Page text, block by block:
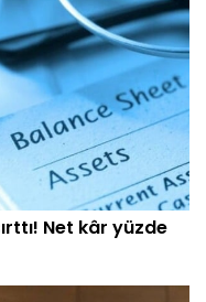
Net kâr yüzde